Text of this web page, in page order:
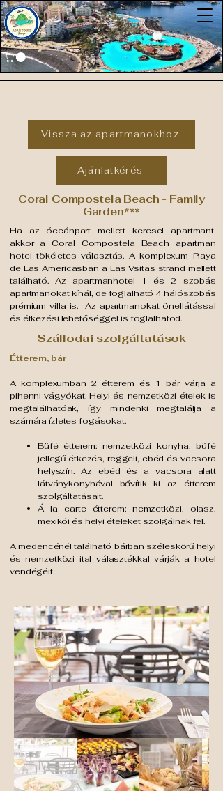
Vissza az apartmanokhoz
Ajánlatkérés
Coral Compostela Beach - Family
Garden***
Ha az óceánpart mellett keresel apartmant,
akkor a Coral Compostela Beach apartman
hotel tökéletes választás. A komplexum Playa
de Las Americasban a Las Vsitas strand mellett
található. Az apartmanhotel 1 és 2 szobás
apartmanokat kínál, de foglalható 4 hálószobás
prémium villa is. Az apartmanokat önellátással
és étkezési lehetőséggel is foglalhatod.
Szállodai szolgáltatások
Étterem, bár
A komplexumban 2 étterem és 1 bár várja a
pihenni vágyókat. Helyi és nemzetközi ételek is
megtalálhatóak, így mindenki megtalálja a
számára ízletes fogásokat.
​​Büfé étterem: nemzetközi konyha, büfé
jellegű étkezés, reggeli, ebéd és vacsora
helyszín. Az ebéd és a vacsora alatt
látványkonyhával bővítik ki az étterem
szolgáltatásait.
Á la carte étterem: nemzetközi, olasz,
mexikói és helyi ételeket szolgálnak fel.
A medencénél található bárban széleskörű helyi
és nemzetközi ital választékkal várják a hotel
vendégéit.